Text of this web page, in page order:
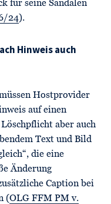
für seine Sandalen
24).
Hinweis auch
Hostprovider
auf einen
aber auch
Text und Bild
die eine
Änderung
Caption bei
(OLG FFM PM v.